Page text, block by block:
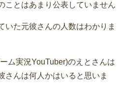
ことはあまり公表していません
いた元彼さんの人数はわかりま
ム実況YouTuber)のえとさんは
さんは何人かはいると思いま